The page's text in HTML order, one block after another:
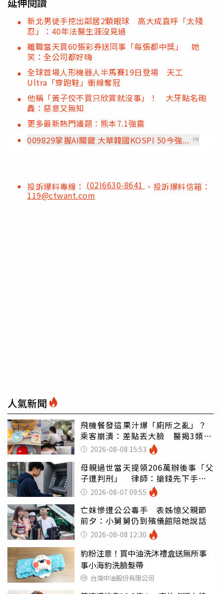
新北男徒手挖出鄰居2顆眼球 高大成直呼「太殘
忍」：40年法醫生涯沒見過
離職當天買60張彩券送同事「每張都中獎」 她
笑：全公司都好嗨
全球首場人形機器人半馬賽19日登場 天工
Ultra「穿跑鞋」衝線奪冠
他稱「黃子佼不買只欣賞就沒事」！ 大牙點名砲
轟：惡意又無知
更多最新熱門議題：熊本7.1強震
009829掌握AI關鍵 大華韓國KOSPI 50今強...
PR
投訴爆料專線： (02)6630-8641 、投訴爆料信箱：
119@ctwant.com
人氣新聞
飛機餐發這果汁爆「廁所之亂」？
乘客崩潰：差點丟大臉 醫揭3類人
別亂喝
2026-08-08 15:53
母親過世當天提領206萬辦後事「父
子遭判刑」 律師：搶錢先下手是
罪 2026-08-07 09:55
亡妹慘遭公公毒手 表姊憶父親節
前夕：小舅舅仍到殯儀館陪她說話
2026-08-08 12:30
豹粉注意！買中油洗沐禮盒送無所事
事小海豹洗臉髮帶
台灣中油股份有限公司